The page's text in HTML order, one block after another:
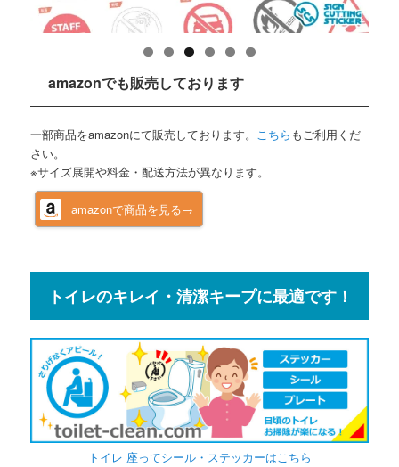
amazonでも販売しております
一部商品をamazonにて販売しております。 こちら もご利用くだ
さい。
※サイズ展開や料金・配送方法が異なります。
amazonで商品を見る→
トイレのキレイ・清潔キープに最適です！
トイレ 座ってシール・ステッカーはこちら